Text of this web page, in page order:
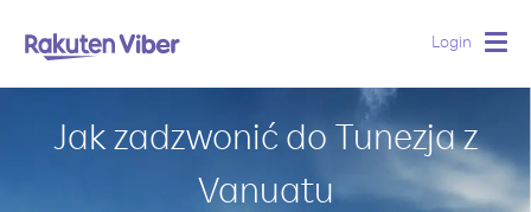
Login
Jak zadzwonić do Tunezja z
Vanuatu